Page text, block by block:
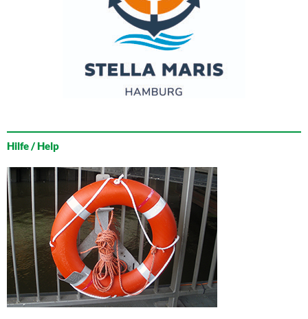
Hilfe / Help